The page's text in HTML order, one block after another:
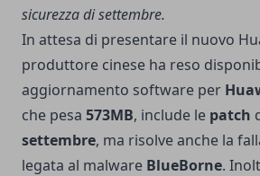
sicurezza di settembre.
In attesa di presentare il nuovo
produttore cinese ha reso
aggiornamento software per
che pesa 573MB, include le patch
settembre, ma risolve anche la
legata al malware BlueBorne.